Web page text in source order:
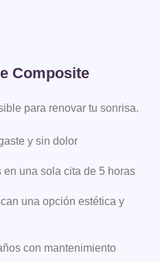
Composite
para renovar tu sonrisa.
y sin dolor
una sola cita de 5 horas
una opción estética y
con mantenimiento